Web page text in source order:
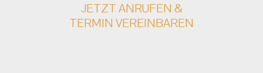
JETZT ANRUFEN &
TERMIN VEREINBAREN